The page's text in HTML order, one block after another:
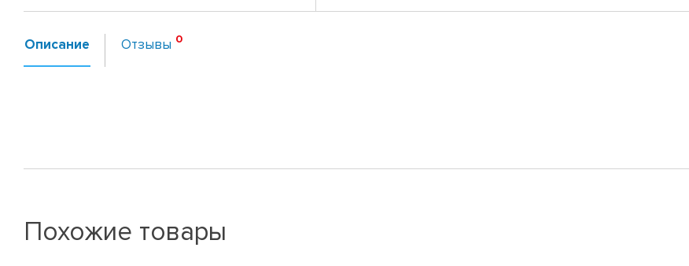
Описание Отзывы
Похожие товары